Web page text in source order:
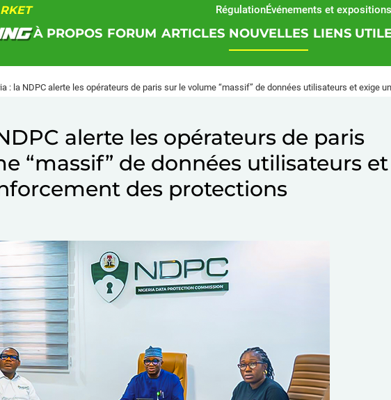
RégulationÉvénements et expositions
À PROPOS FORUM ARTICLES NOUVELLES LIENS
: la NDPC alerte les opérateurs de paris sur le volume “massif” de données utilisateurs et exige
alerte les opérateurs de paris
“massif” de données utilisateurs et
des protections